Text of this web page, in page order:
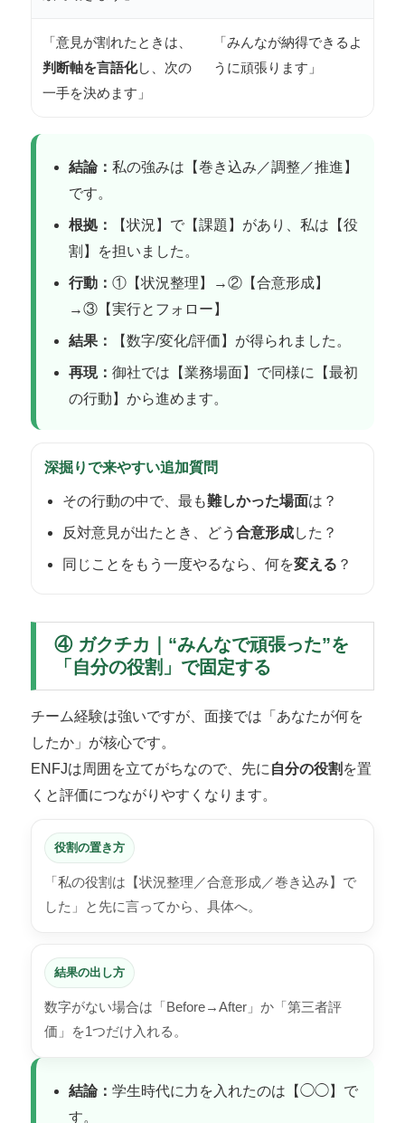
「意見が割れたときは、
判断軸を言語化し、次の
一手を決めます」
「みんなが納得できるよ
うに頑張ります」
結論： 私の強みは【巻き込み／調整／推進】
です。
根拠：
【状況】で【課題】があり、私は【役
割】を担いました。
行動： ①【状況整理】→②【合意形成】
→③【実行とフォロー】
結果： 【数字/変化/評価】が得られました。
再現： 御社では【業務場面】で同様に【最初
の行動】から進めます。
深掘りで来やすい追加質問
その行動の中で、最も難しかった場面は？
反対意見が出たとき、どう 合意形成した？
同じことをもう一度やるなら、何を変える ？
④ ガクチカ｜“みんなで頑張った”を
「自分の役割」で固定する
チーム経験は強いですが、面接では「あなたが何を
したか」が核心です。
ENFJは周囲を立てがちなので、先に 自分の役割 を置
くと評価につながりやすくなります。
役割の置き方
「私の役割は【状況整理／合意形成／巻き込み】で
した」と先に言ってから、具体へ。
結果の出し方
数字がない場合は「Before→After」か「第三者評
価」を1つだけ入れる。
結論： 学生時代に力を入れたのは【◯◯】で
す。